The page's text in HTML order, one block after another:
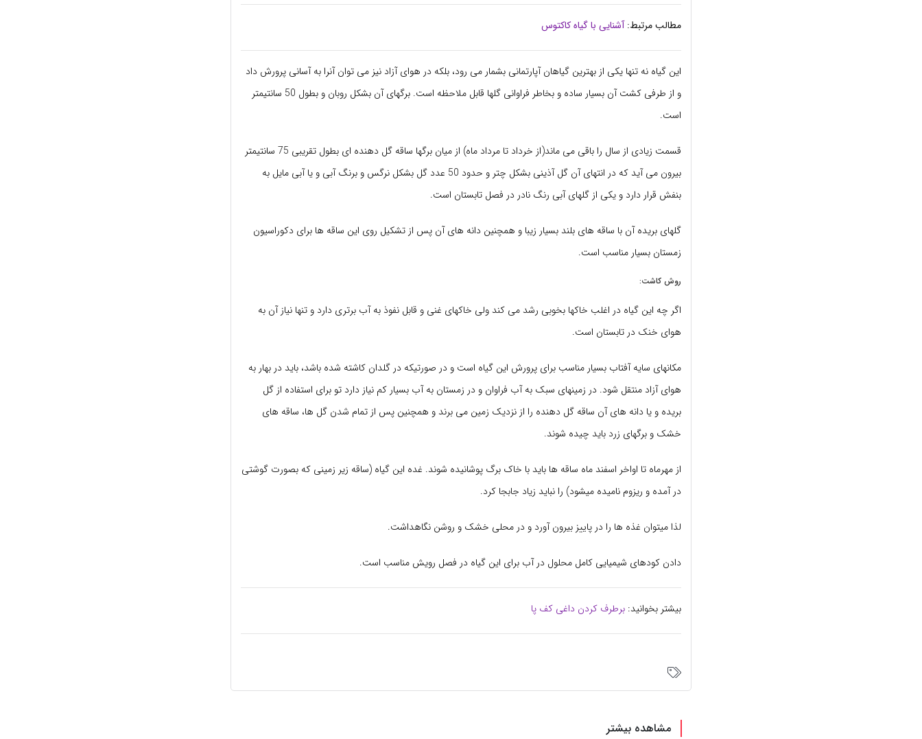
مطالب مرتبط:آشنایی با گیاه کاکتوس
این گیاه نه تنها یکی از بهترین گیاهان آپارتمانی بشمار می رود، بلکه در هوای آزاد نیز می توان آنرا به آسانی پرورش داد
و از طرفی کشت آن بسیار ساده و بخاطر فراوانی گلها قابل ملاحظه است. برگهای آن بشکل روبان و بطول 50 سانتیمتر
است.
قسمت زیادی از سال را باقی می ماند(از خرداد تا مرداد ماه) از میان برگها ساقه گل دهنده ای بطول تقریبی 75 سانتیمتر
بیرون می آید که در انتهای آن گل آذینی بشکل چتر و حدود 50 عدد گل بشکل نرگس و برنگ آبی و یا آبی مایل به
بنفش قرار دارد و یکی از گلهای آبی رنگ نادر در فصل تابستان است.
گلهای بریده آن با ساقه های بلند بسیار زیبا و همچنین دانه های آن پس از تشکیل روی این ساقه ها برای دکوراسیون
زمستان بسیار مناسب است.
روش کاشت:
اگر چه این گیاه در اغلب خاکها بخوبی رشد می کند ولی خاکهای غنی و قابل نفوذ به آب برتری دارد و تنها نیاز آن به
هوای خنک در تابستان است.
مکانهای سایه آفتاب بسیار مناسب برای پرورش این گیاه است و در صورتیکه در گلدان کاشته شده باشد، باید در بهار به
هوای آزاد منتقل شود. در زمینهای سبک به آب فراوان و در زمستان به آب بسیار کم نیاز دارد تو برای استفاده از گل
بریده و یا دانه های آن ساقه گل دهنده را از نزدیک زمین می برند و همچنین پس از تمام شدن گل ها، ساقه های
خشک و برگهای زرد باید چیده شوند.
از مهرماه تا اواخر اسفند ماه ساقه ها باید با خاک برگ پوشانیده شوند. غده این گیاه (ساقه زیر زمینی که بصورت گوشتی
در آمده و ریزوم نامیده میشود) را نباید زیاد جابجا کرد.
لذا میتوان غذه ها را در پاییز بیرون آورد و در محلی خشک و روشن نگاهداشت.
دادن کودهای شیمیایی کامل محلول در آب برای این گیاه در فصل رویش مناسب است.
بیشتر بخوانید: برطرف کردن داغی کف پا
مشاهده بیشتر